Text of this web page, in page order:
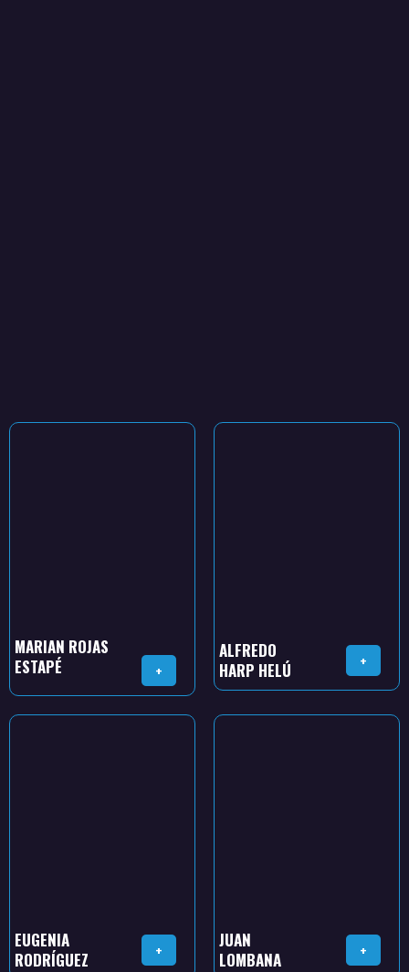
MARIAN ROJAS
ESTAPÉ
+
ALFREDO
HARP HELÚ
+
EUGENIA
RODRÍGUEZ
+
JUAN
LOMBANA
+